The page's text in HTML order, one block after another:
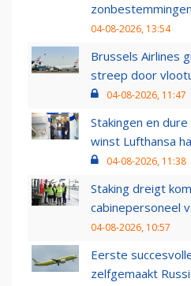
zonbestemmingen
04-08-2026, 13:54
Brussels Airlines
streep door
04-08-2026, 11:47
Stakingen en
winst Lufthansa
04-08-2026, 11:38
Staking dreigt
cabinepersoneel
04-08-2026, 10:57
Eerste
zelfgemaakt